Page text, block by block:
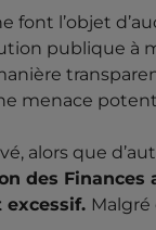
l’objet
publique à
menace
alors que
des
excessif. Malgré